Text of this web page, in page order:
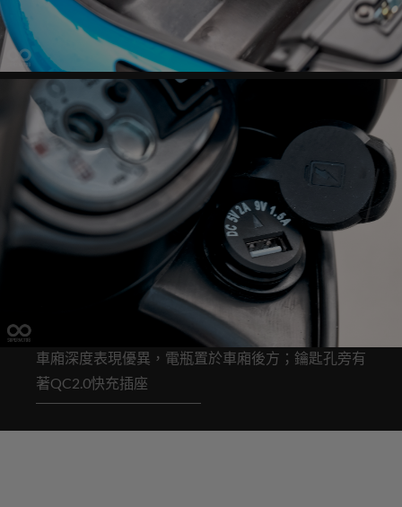
車廂深度表現優異，電瓶置於車廂後方；鑰匙孔旁有
著QC2.0快充插座